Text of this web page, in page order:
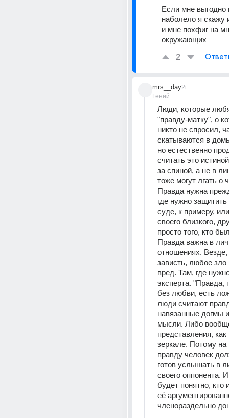
Если мне выгодно
наболело я скажу
и мне похфиг на
окружающих
2
mrs__day
Гений
2г
Люди, которые
"правду-матку", о
никто не спросил,
скатываются в
но естественно
считать это
за спиной, а не в
тоже могут лгать о
Правда нужна
где нужно
суде, к примеру,
своего близкого,
просто того, кто
Правда важна в
отношениях. Везде,
зависть, любое зло
вред. Там, где
эксперта. "Правда,
без любви, есть
люди считают
навязанные догмы
мысли. Либо
представления,
зеркале. Потому
правду человек
готов услышать в
своего оппонента.
будет понятно, кто
её
членораздельно